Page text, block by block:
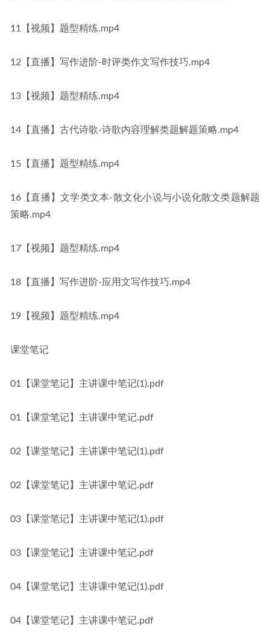
11【视频】题型精练.mp4
12【直播】写作进阶-时评类作文写作技巧.mp4
13【视频】题型精练.mp4
14【直播】古代诗歌-诗歌内容理解类题解题策略.mp4
15【直播】题型精练.mp4
16【直播】文学类文本-散文化小说与小说化散文类题解题
策略.mp4
17【视频】题型精练.mp4
18【直播】写作进阶-应用文写作技巧.mp4
19【视频】题型精练.mp4
课堂笔记
01【课堂笔记】主讲课中笔记(1).pdf
01【课堂笔记】主讲课中笔记.pdf
02【课堂笔记】主讲课中笔记(1).pdf
02【课堂笔记】主讲课中笔记.pdf
03【课堂笔记】主讲课中笔记(1).pdf
03【课堂笔记】主讲课中笔记.pdf
04【课堂笔记】主讲课中笔记(1).pdf
04【课堂笔记】主讲课中笔记.pdf